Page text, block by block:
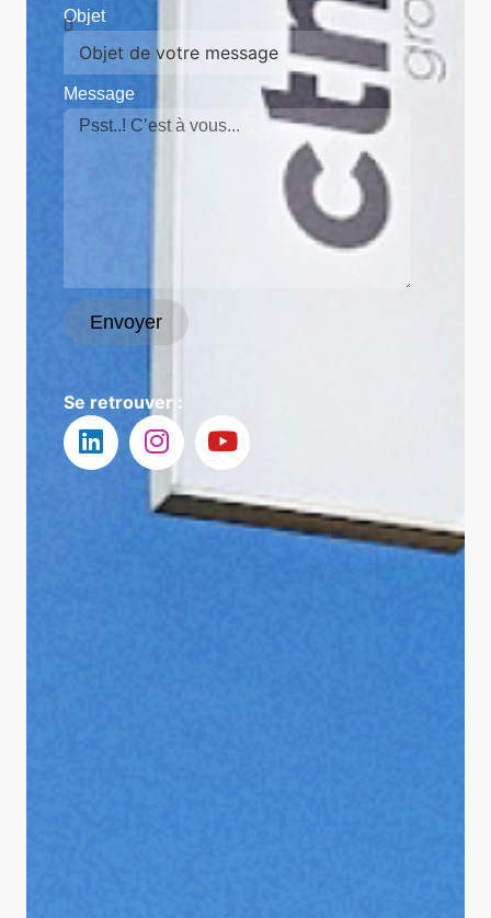
Objet
Message
Envoyer
Se retrouver :